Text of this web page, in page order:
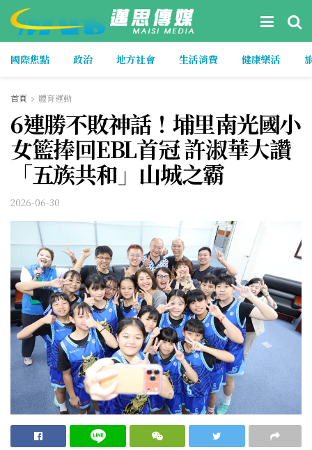
國際焦點 政治 地方社會 生活消費 健康樂活
首頁 體育運動
6連勝不敗神話！埔里南光國小
女籃捧回EBL首冠 許淑華大讚
「五族共和」山城之霸
2026-06-30